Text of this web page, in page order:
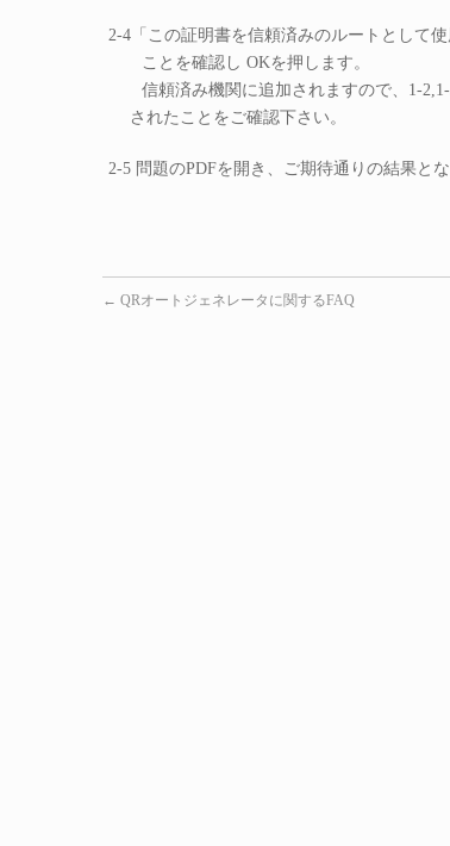
2-4「この証明書を信頼済みのルートとして
ことを確認し OKを押します。
信頼済み機関に追加されますので、1-2,1-
されたことをご確認下さい。
2-5 問題のPDFを開き、ご期待通りの結果と
← QRオートジェネレータに関するFAQ